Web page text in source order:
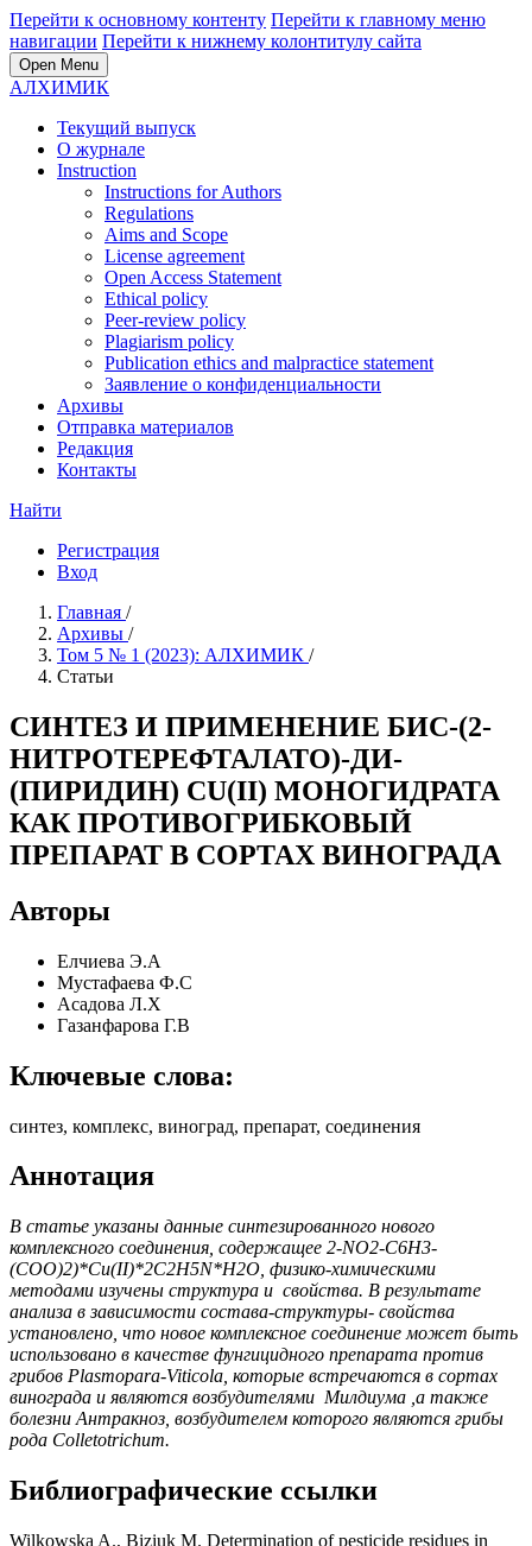
Перейти к основному контенту Перейти к главному меню
навигации Перейти к нижнему колонтитулу сайта
Open Menu
АЛХИМИК
Текущий выпуск
О журнале
Instruction
Instructions for Authors
Regulations
Aims and Scope
License agreement
Open Access Statement
Ethical policy
Peer-review policy
Plagiarism policy
Publication ethics and malpractice statement
Заявление о конфиденциальности
Архивы
Отправка материалов
Редакция
Контакты
Найти
Регистрация
Вход
Главная /
Архивы /
Том 5 № 1 (2023): АЛХИМИК /
Статьи
СИНТЕЗ И ПРИМЕНЕНИЕ БИС-(2-
НИТРОТЕРЕФТАЛАТО)-ДИ-
(ПИРИДИН) CU(II) МОНОГИДРАТА
КАК ПРОТИВОГРИБКОВЫЙ
ПРЕПАРАТ В СОРТАХ ВИНОГРАДА
Авторы
Елчиева Э.А
Мустафаева Ф.С
Асадова Л.Х
Газанфарова Г.В
Ключевые слова:
синтез, комплекс, виноград, препарат, соединения
Аннотация
В статье указаны данные синтезированного нового
комплексного соединения, содержащее 2-NO2-C6H3-
(COO)2)*Cu(II)*2C2H5N*H2O , физико-химическими
методами изучены структура и свойства. В результате
анализа в зависимости состава-структуры- свойства
установлено, что новое комплексное соединение может быть
использовано в качестве фунгицидного препарата против
грибов Plasmopara-Viticola , которые встречаются в сортах
винограда и являются возбудителями Милдиума ,а также
болезни Антракноз, возбудителем которого являются грибы
рода Colletotrichum.
Библиографические ссылки
Wilkowska A., Biziuk M. Determination of pesticide residues in